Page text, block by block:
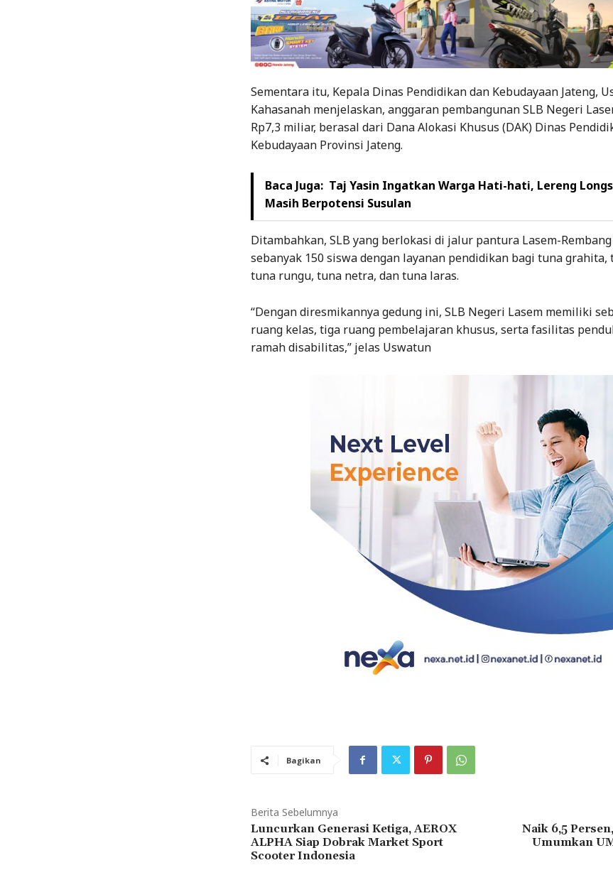
Sementara itu, Kepala Dinas Pendidikan dan Kebudayaan Jateng,
Kahasanah menjelaskan, anggaran pembangunan SLB Negeri
Rp7,3 miliar, berasal dari Dana Alokasi Khusus (DAK) Dinas
Kebudayaan Provinsi Jateng.
Baca Juga: Taj Yasin Ingatkan Warga Hati-hati, Lereng
Masih Berpotensi Susulan
Ditambahkan, SLB yang berlokasi di jalur pantura Lasem-
sebanyak 150 siswa dengan layanan pendidikan bagi tuna grahita,
tuna rungu, tuna netra, dan tuna laras.
“Dengan diresmikannya gedung ini, SLB Negeri Lasem memiliki
ruang kelas, tiga ruang pembelajaran khusus, serta fasilitas
ramah disabilitas,” jelas Uswatun
Bagikan
Berita Sebelumnya
Luncurkan Generasi Ketiga, AEROX
ALPHA Siap Dobrak Market Sport
Scooter Indonesia
Naik 6,5
Umumkan